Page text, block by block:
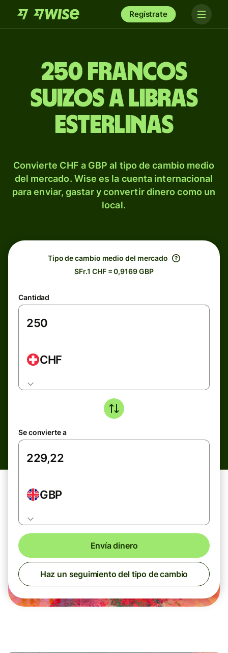
Regístrate
250 francos
suizos a libras
esterlinas
Convierte CHF a GBP al tipo de cambio medio
del mercado. Wise es la cuenta internacional
para enviar, gastar y convertir dinero como un
local.
Tipo de cambio medio del mercado
SFr.1 CHF = 0,9169 GBP
Cantidad
CHF
Se convierte a
GBP
Envía dinero
Haz un seguimiento del tipo de cambio